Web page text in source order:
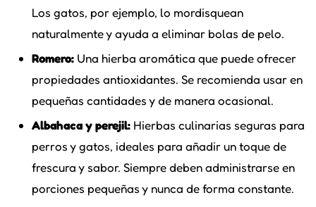
Los gatos, por ejemplo, lo mordisquean
naturalmente y ayuda a eliminar bolas de pelo.
Romero: Una hierba aromática que puede ofrecer
propiedades antioxidantes. Se recomienda usar en
pequeñas cantidades y de manera ocasional.
Albahaca y perejil: Hierbas culinarias seguras para
perros y gatos, ideales para añadir un toque de
frescura y sabor. Siempre deben administrarse en
porciones pequeñas y nunca de forma constante.